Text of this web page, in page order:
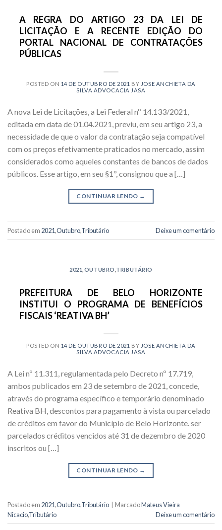
A REGRA DO ARTIGO 23 DA LEI DE
LICITAÇÃO E A RECENTE EDIÇÃO DO
PORTAL NACIONAL DE CONTRATAÇÕES
PÚBLICAS
POSTED ON 14 DE OUTUBRO DE 2021 BY JOSE ANCHIETA DA
SILVA ADVOCACIA JASA
A nova Lei de Licitações, a Lei Federal nº 14.133/2021,
editada em data de 01.04.2021, previu, em seu artigo 23, a
necessidade de que o valor da contratação seja compatível
com os preços efetivamente praticados no mercado, assim
considerados como aqueles constantes de bancos de dados
públicos. Esse artigo, em seu §1º, consignou que a […]
CONTINUAR LENDO →
Postado em 2021,Outubro,Tributário Deixe um comentário
2021 OUTUBRO TRIBUTÁRIO
PREFEITURA DE BELO HORIZONTE
INSTITUI O PROGRAMA DE BENEFÍCIOS
FISCAIS ‘REATIVA BH’
POSTED ON 14 DE OUTUBRO DE 2021 BY JOSE ANCHIETA DA
SILVA ADVOCACIA JASA
A Lei nº 11.311, regulamentada pelo Decreto nº 17.719,
ambos publicados em 23 de setembro de 2021, concede,
através do programa específico e temporário denominado
Reativa BH, descontos para pagamento à vista ou parcelado
de créditos em favor do Município de Belo Horizonte. ser
parcelados créditos vencidos até 31 de dezembro de 2020
inscritos ou […]
CONTINUAR LENDO →
Postado em 2021,Outubro,Tributário MarcadoMateus Vieira
Nicacio,Tributário Deixe um comentário